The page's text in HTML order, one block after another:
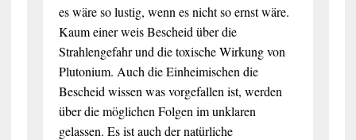
es wäre so lustig, wenn es nicht so ernst wäre.
Kaum einer weis Bescheid über die
Strahlengefahr und die toxische Wirkung von
Plutonium. Auch die Einheimischen die
Bescheid wissen was vorgefallen ist, werden
über die möglichen Folgen im unklaren
gelassen. Es ist auch der natürliche